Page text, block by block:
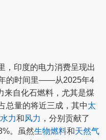
，印度的电力消费呈现出
的时间里——从2025年4
来自化石燃料，尤其是煤
总量的将近三成，其中太
水力和风力 ，分别贡献了
。虽然生物燃料和天然气